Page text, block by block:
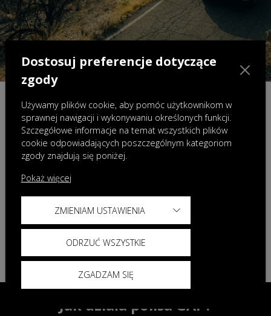
Ubezpieczenia GAP
W standardzie za 1 zł na 3 lata!
Zwykłe AC czasami nie wystarczy, dlatego idziemy o krok
dalej. Do każdego samochodu
dodajemyubezpieczenie GAP za 1 zł
Dlaczego? Ponieważ nie obejmuje jednego z kluczowych
czynników -spadku wartości rynkowej pojazdu
czasie.
Właśnie tę różnicę zabezpiecza ubezpieczenie GAP.
Jak działa polisa GAP?
Dostosuj preferencje dotyczące
zgody
Używamy plików cookie, aby pomóc użytkownikom w
sprawnej nawigacji i wykonywaniu określonych funkcji.
Szczegółowe informacje na temat wszystkich plików
cookie odpowiadających poszczególnym kategoriom
zgody znajdują się poniżej.
Pokaż więcej
ZMIENIAM USTAWIENIA
ODRZUĆ WSZYSTKIE
ZGADZAM SIĘ